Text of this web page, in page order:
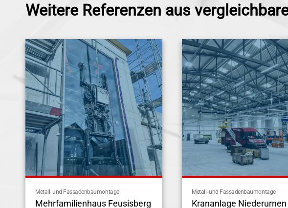
Weitere Referenzen aus
Metall- und Fassadenbaumontage
Mehrfamilienhaus Feusisberg
Metall- und Fassadenbaumontage
Krananlage Niederurnen